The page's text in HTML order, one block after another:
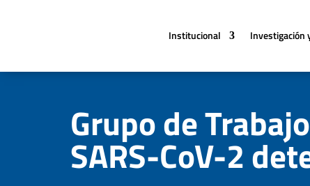
Institucional Investigación
Grupo de
SARS-CoV-2